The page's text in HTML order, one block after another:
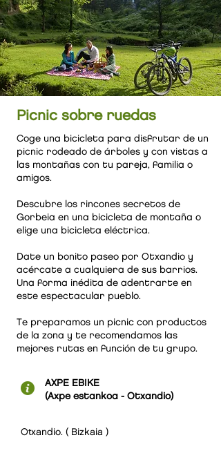
Picnic sobre ruedas
Coge una bicicleta para disfrutar de un
picnic rodeado de árboles y con vistas a
las montañas con tu pareja, familia o
amigos.
Descubre los rincones secretos de
Gorbeia en una bicicleta de montaña o
elige una bicicleta eléctrica.
Date un bonito paseo por Otxandio y
acércate a cualquiera de sus barrios.
Una forma inédita de adentrarte en
este espectacular pueblo.
Te preparamos un picnic con productos
de la zona y te recomendamos las
mejores rutas en función de tu grupo.
AXPE EBIKE
(Axpe estankoa - Otxandio)
Otxandio. ( Bizkaia )